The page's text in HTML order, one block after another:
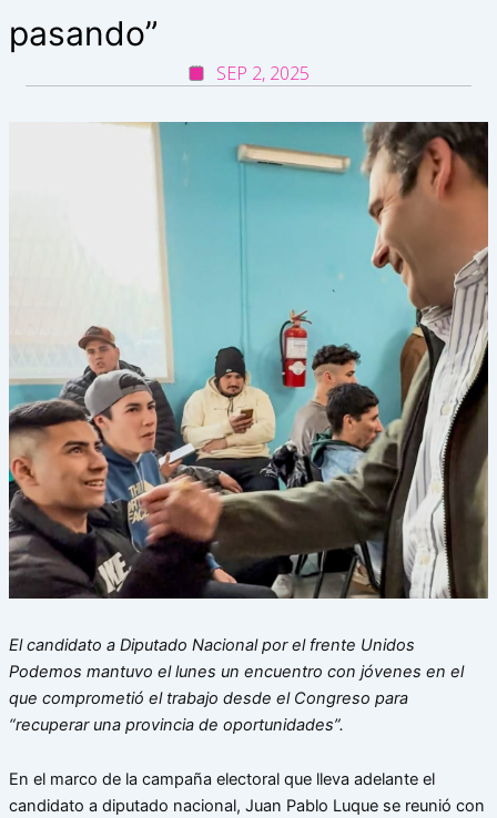
pasando”
SEP 2, 2025
El candidato a Diputado Nacional por el frente Unidos
Podemos mantuvo el lunes un encuentro con jóvenes en el
que comprometió el trabajo desde el Congreso para
“recuperar una provincia de oportunidades”.
En el marco de la campaña electoral que lleva adelante el
candidato a diputado nacional, Juan Pablo Luque se reunió con